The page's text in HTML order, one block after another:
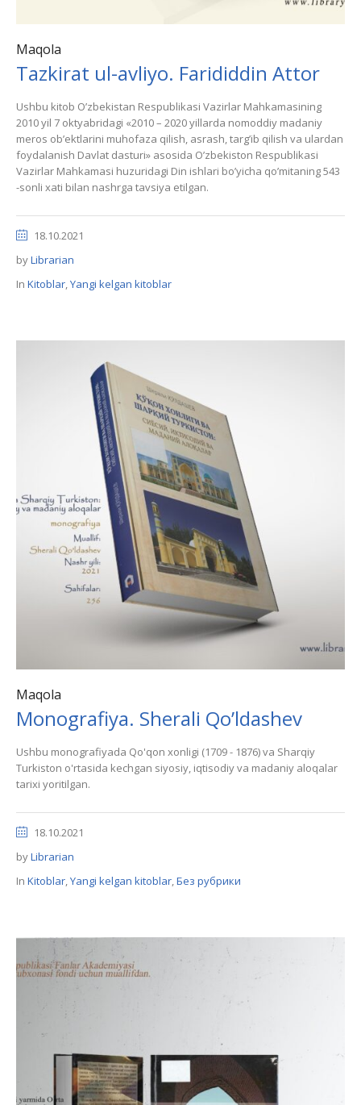
Maqola
Tazkirat ul-avliyo. Farididdin Attor
Ushbu kitob Oʼzbekistan Respublikasi Vazirlar Mahkamasining
2010 yil 7 oktyabridagi «2010 – 2020 yillarda nomoddiy madaniy
meros obʼektlarini muhofaza qilish, asrash, targʼib qilish va ulardan
foydalanish Davlat dasturi» asosida Oʼzbekiston Respublikasi
Vazirlar Mahkamasi huzuridagi Din ishlari boʼyicha qoʼmitaning 543
-sonli xati bilan nashrga tavsiya etilgan.
18.10.2021
byLibrarian
In Kitoblar,Yangi kelgan kitoblar
Maqola
Monografiya. Sherali Qo’ldashev
Ushbu monografiyada Qo'qon xonligi (1709 - 1876) va Sharqiy
Turkiston o'rtasida kechgan siyosiy, iqtisodiy va madaniy aloqalar
tarixi yoritilgan.
18.10.2021
byLibrarian
In Kitoblar,Yangi kelgan kitoblar,Без рубрики